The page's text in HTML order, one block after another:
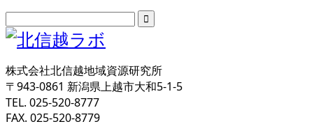
株式会社北信越地域資源研究所
〒943-0861 新潟県上越市大和5-1-5
TEL. 025-520-8777
FAX. 025-520-8779